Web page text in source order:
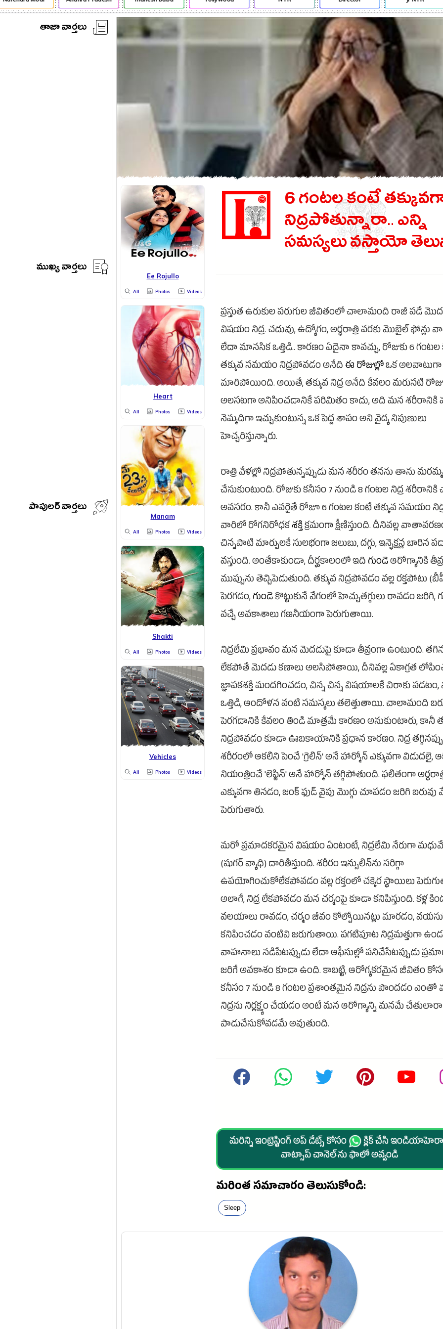
తాజా వార్తలు
ముఖ్య వార్తలు
పాపులర్ వార్తలు
Ee Rojullo
All Photos Videos
Heart
All Photos Videos
Manam
All Photos Videos
Shakti
All Photos Videos
Vehicles
All Photos Videos
6 గంటల కంటే
నిద్రపోతున్నారా.. ఎన్ని
సమస్యలు వస్తాయో
ప్రస్తుత ఉరుకుల పరుగుల జీవితంలో చాలామంది రాజీ పడే
విషయం నిద్ర. చదువు, ఉద్యోగం, అర్ధరాత్రి వరకు మొబైల్ ఫోన్లు
లేదా మానసిక ఒత్తిడి.. కారణం ఏదైనా కావచ్చు, రోజుకు 6 గంటల
తక్కువ సమయం నిద్రపోవడం అనేదిఈ రోజుల్లోఒక అలవాటుగా
మారిపోయింది. అయితే, తక్కువ నిద్ర అనేది కేవలం మరుసటి రోజు
అలసటగా అనిపించడానికే పరిమితం కాదు, అది మన శరీరానికి
నెమ్మదిగా ఇచ్చుకుంటున్న ఒక పెద్ద శాపం అని వైద్య నిపుణులు
హెచ్చరిస్తున్నారు.
రాత్రి వేళల్లో నిద్రపోతున్నప్పుడు మన శరీరం తనను తాను
చేసుకుంటుంది. రోజుకు కనీసం 7 నుండి 8 గంటల నిద్ర
అవసరం. కానీ ఎవరైతే రోజూ 6 గంటల కంటే తక్కువ సమయం
వారిలో రోగనిరోధకశక్తిక్రమంగా క్షీణిస్తుంది. దీనివల్ల
చిన్నపాటి మార్పులకే సులభంగా జలుబు, దగ్గు, ఇన్ఫెక్షన్ల బారిన
వస్తుంది. అంతేకాకుండా, దీర్ఘకాలంలో ఇది గుండెఆరోగ్యానికి
ముప్పును తెచ్చిపెడుతుంది. తక్కువ నిద్రపోవడం వల్ల రక్తపోటు
పెరగడం,గుండెకొట్టుకునే వేగంలో హెచ్చుతగ్గులు రావడం జరిగి,
వచ్చే అవకాశాలు గణనీయంగా పెరుగుతాయి.
నిద్రలేమి ప్రభావం మన మెదడుపై కూడా తీవ్రంగా ఉంటుంది.
లేకపోతే మెదడు కణాలు అలసిపోతాయి, దీనివల్ల ఏకాగ్రత
జ్ఞాపకశక్తి మందగించడం, చిన్న చిన్న విషయాలకే చిరాకు
ఒత్తిడి, ఆందోళన వంటి సమస్యలు తలెత్తుతాయి. చాలామంది
పెరగడానికి కేవలం తిండి మాత్రమే కారణం అనుకుంటారు, కానీ
నిద్రపోవడం కూడా ఊబకాయానికి ప్రధాన కారణం. నిద్ర
శరీరంలో ఆకలిని పెంచే 'గ్రెలిన్' అనే హార్మోన్ ఎక్కువగా విడుదలై,
నియంత్రించే 'లెప్టిన్' అనే హార్మోన్ తగ్గిపోతుంది. ఫలితంగా
ఎక్కువగా తినడం, జంక్ ఫుడ్ వైపు మొగ్గు చూపడం జరిగి బరువు
పెరుగుతారు.
మరో ప్రమాదకరమైన విషయం ఏంటంటే, నిద్రలేమి నేరుగా
(షుగర్ వ్యాధి) దారితీస్తుంది. శరీరం ఇన్సులిన్‌ను సరిగ్గా
ఉపయోగించుకోలేకపోవడం వల్ల రక్తంలో చక్కెర స్థాయిలు
అలాగే, నిద్ర లేకపోవడం మన చర్మంపై కూడా కనిపిస్తుంది. కళ్ల
వలయాలు రావడం, చర్మం జీవం కోల్పోయినట్లు మారడం,
కనిపించడం వంటివి జరుగుతాయి. పగటిపూట నిద్రమత్తుగా
వాహనాలు నడిపేటప్పుడు లేదా ఆఫీసుల్లో పనిచేసేటప్పుడు
జరిగే అవకాశం కూడా ఉంది. కాబట్టి, ఆరోగ్యకరమైన జీవితం
కనీసం 7 నుండి 8 గంటల ప్రశాంతమైన నిద్రను పొందడం ఎంతో
నిద్రను నిర్లక్ష్యం చేయడం అంటే మన ఆరోగ్యాన్ని మనమే చేతులారా
పాడుచేసుకోవడమే అవుతుంది.
మరిన్ని ఇంట్రెస్టింగ్ అప్ డేట్స్ కోసం
క్లిక్ చేసి
వాట్సాప్ చానెల్·ను ఫాలో అవ్వండి
మరింత సమాచారం తెలుసుకోండి:
Sleep